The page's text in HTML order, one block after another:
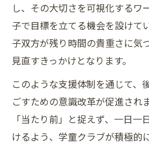
し、その大切さを可視化するワ
子で目標を立てる機会を設けて
子双方が残り時間の貴重さに気
見直すきっかけとなります。
このような支援体制を通じて、
ごすための意識改革が促進され
「当たり前」と捉えず、一日
けるよう、学童クラブが積極的